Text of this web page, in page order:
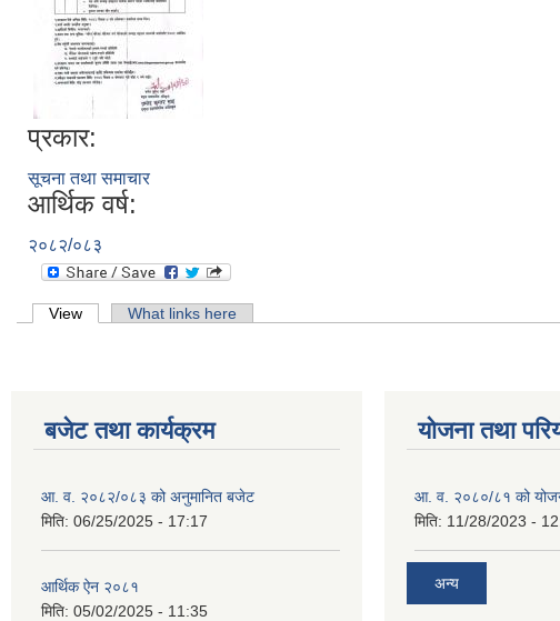
प्रकार:
सूचना तथा समाचार
आर्थिक वर्ष:
२०८२/०८३
Primary tabs
View (active tab)What links here
बजेट तथा कार्यक्रम
आ. व. २०८२/०८३ को अनुमानित बजेट
मिति: 06/25/2025 - 17:17
आर्थिक ऐन २०८१
मिति: 05/02/2025 - 11:35
योजना तथा
आ. व. २०८०/८१ को
मिति: 11/28/2023 -
अन्य